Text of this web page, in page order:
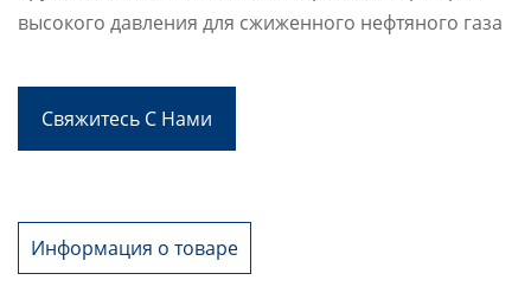
высокого давления для сжиженного нефтяного газа
Свяжитесь С Нами
Информация о товаре